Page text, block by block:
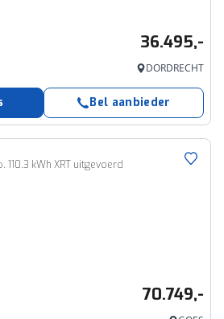
36.495,-
DORDRECHT
Bel aanbieder
110.3 kWh XRT uitgevoerd
70.749,-